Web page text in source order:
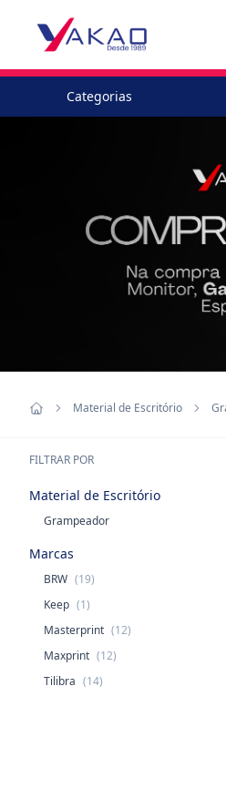
Categorias
Material de Escritório
FILTRAR POR
Material de Escritório
Grampeador
Marcas
BRW (19)
Keep (1)
Masterprint (12)
Maxprint (12)
Tilibra (14)